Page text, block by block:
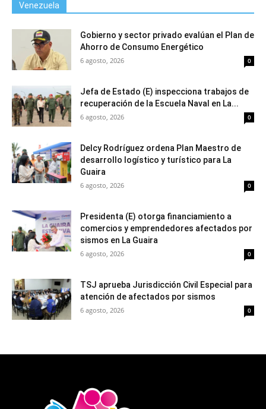
Venezuela
Gobierno y sector privado evalúan el Plan de
Ahorro de Consumo Energético
6 agosto, 2026 0
Jefa de Estado (E) inspecciona trabajos de
recuperación de la Escuela Naval en La...
6 agosto, 2026 0
Delcy Rodríguez ordena Plan Maestro de
desarrollo logístico y turístico para La
Guaira
6 agosto, 2026 0
Presidenta (E) otorga financiamiento a
comercios y emprendedores afectados por
sismos en La Guaira
6 agosto, 2026 0
TSJ aprueba Jurisdicción Civil Especial para
atención de afectados por sismos
6 agosto, 2026 0